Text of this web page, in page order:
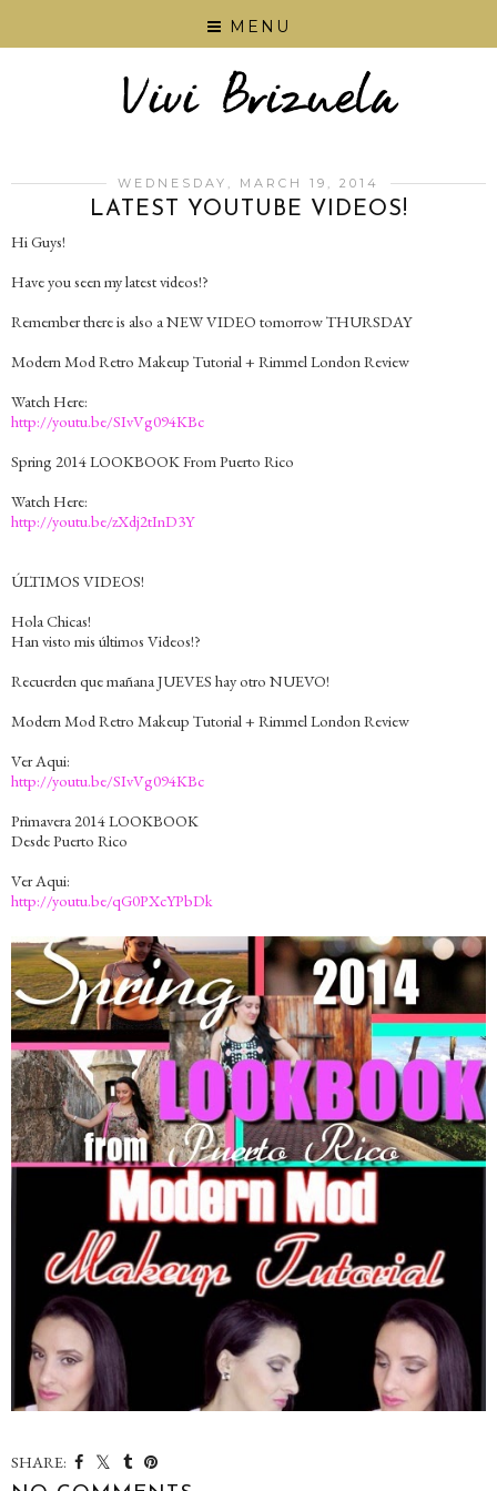
MENU
WEDNESDAY, MARCH 19, 2014
LATEST YOUTUBE VIDEOS!
Hi Guys!
Have you seen my latest videos!?
Remember there is also a NEW VIDEO tomorrow THURSDAY
Modern Mod Retro Makeup Tutorial + Rimmel London Review
Watch Here:
http://youtu.be/SIvVg094KBc
Spring 2014 LOOKBOOK From Puerto Rico
Watch Here:
http://youtu.be/zXdj2tInD3Y
ÚLTIMOS VIDEOS!
Hola Chicas!
Han visto mis últimos Videos!?
Recuerden que mañana JUEVES hay otro NUEVO!
Modern Mod Retro Makeup Tutorial + Rimmel London Review
Ver Aqui:
http://youtu.be/SIvVg094KBc
Primavera 2014 LOOKBOOK
Desde Puerto Rico
Ver Aqui:
http://youtu.be/qG0PXcYPbDk
SHARE: